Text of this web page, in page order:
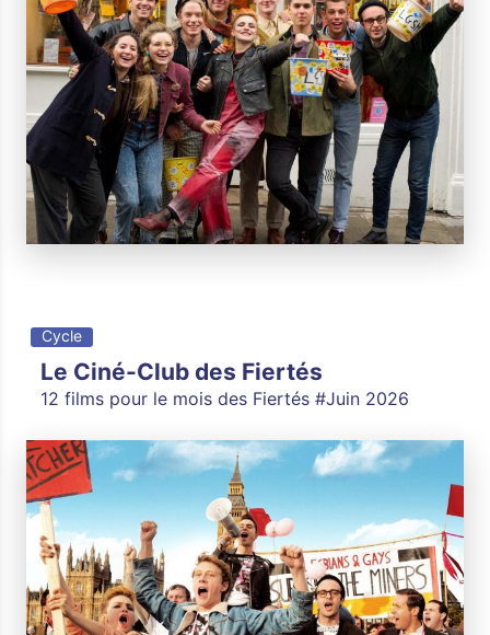
Cycle
Le Ciné-Club des Fiertés
12 films pour le mois des Fiertés #Juin 2026